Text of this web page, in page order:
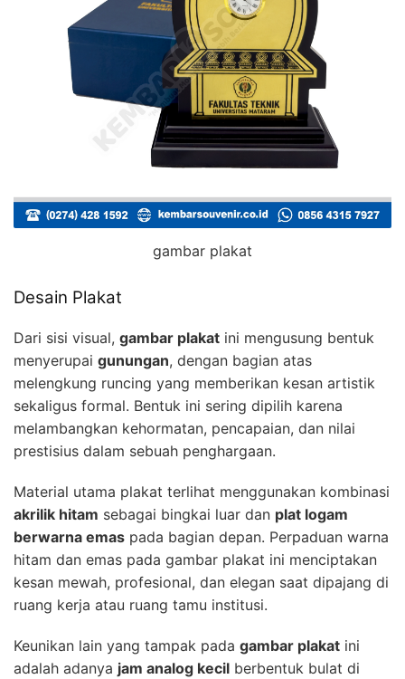
gambar plakat
Desain Plakat
Dari sisi visual, gambar plakat ini mengusung bentuk
menyerupai gunungan, dengan bagian atas
melengkung runcing yang memberikan kesan artistik
sekaligus formal. Bentuk ini sering dipilih karena
melambangkan kehormatan, pencapaian, dan nilai
prestisius dalam sebuah penghargaan.
Material utama plakat terlihat menggunakan kombinasi
akrilik hitam sebagai bingkai luar dan plat logam
berwarna emas pada bagian depan. Perpaduan warna
hitam dan emas pada gambar plakat ini menciptakan
kesan mewah, profesional, dan elegan saat dipajang di
ruang kerja atau ruang tamu institusi.
Keunikan lain yang tampak pada gambar plakat ini
adalah adanya jam analog kecil berbentuk bulat di